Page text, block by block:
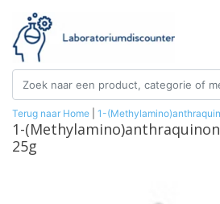
Terug naar Home 1-
1-
25g